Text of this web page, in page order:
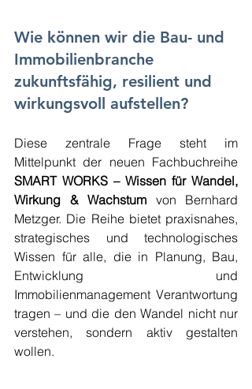
Wie können wir die Bau- und
Immobilienbranche
zukunftsfähig, resilient und
wirkungsvoll aufstellen?
Diese zentrale Frage steht im
SMART WORKS – Wissen für Wandel,
Wirkung & Wachstum von Bernhard
Metzger. Die Reihe bietet praxisnahes,
strategisches und technologisches
Wissen für alle, die in Planung, Bau,
Entwicklung und
Immobilienmanagement Verantwortung
tragen – und die den Wandel nicht nur
verstehen, sondern aktiv gestalten
wollen.